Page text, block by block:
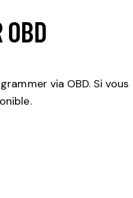
via OBD. Si vous